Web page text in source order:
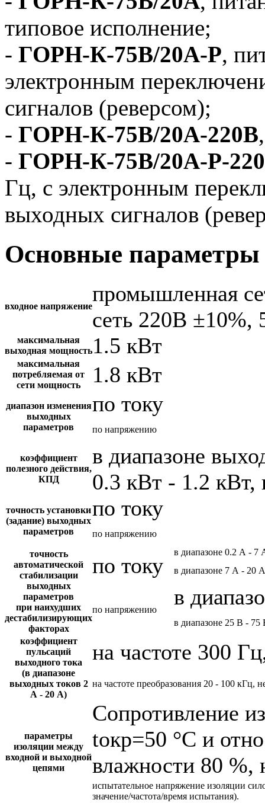
типовое исполнение;
- ГОРН-К-75В/20А-Р,
электронным
сигналов (реверсом);
- ГОРН-К-75В/20А-220В
- ГОРН-К-75В/20А-Р-
Гц, с электронным
выходных сигналов
Основные параметры
входное напряжение
промышленная
сеть 220В ±10%,
максимальная
выходная мощность1.5 кВт
максимальная
потребляемая от
сети мощность
1.8 кВт
диапазон изменения
выходных
параметров
по току
по напряжению
коэффициент
полезного действия,
КПД
в диапазоне
0.3 кВт - 1.2 кВт,
точность установки
(задание) выходных
параметров
по току
по напряжению
точность
автоматической
стабилизации
выходных
параметров
при наихудших
дестабилизирующих
факторах
по току
в диапазоне 0.2 А - 7
в диапазоне 7 А - 20 А
по напряжению
в
в диапазоне 25 В - 75
коэффициент
пульсаций
выходного тока
(в диапазоне
выходных токов 2
А - 20 А)
на частоте 300
на частоте преобразования 20 - 100 кГц,
параметры
изоляции между
входной и выходной
цепями
Сопротивление
tокр=50 °С и
влажности 80 %,
испытательное напряжение изоляции
значение/частота/время испытания).